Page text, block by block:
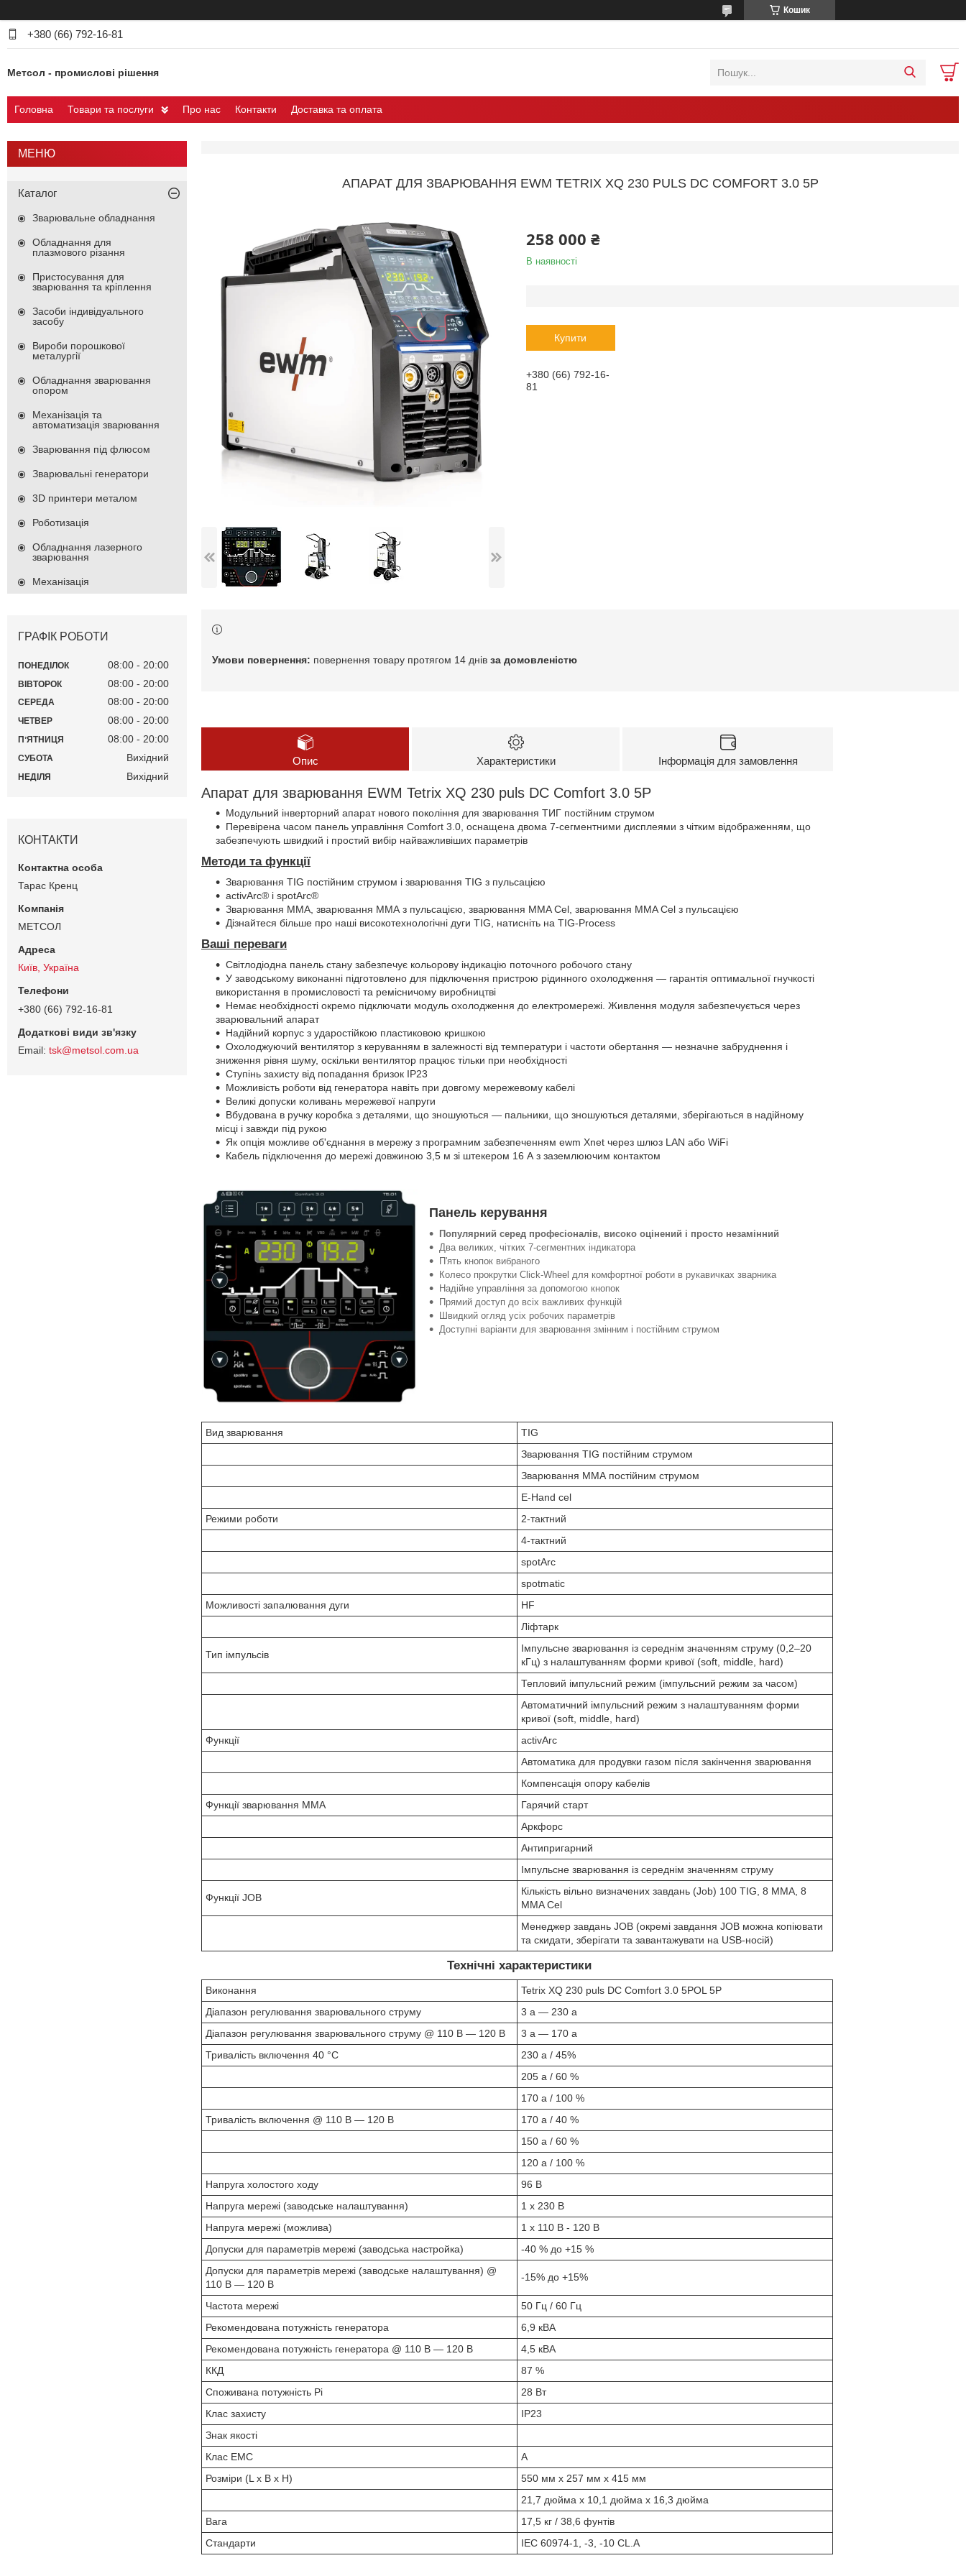
Кошик
+380 (66) 792-16-81
Метсол - промислові рішення
Головна Товари та послуги Про нас Контакти Доставка та оплата
АПАРАТ ДЛЯ ЗВАРЮВАННЯ EWM TETRIX XQ 230 PULS DC COMFORT 3.0 5P
258 000 ₴
В наявності
Купити
+380 (66) 792-16-
81
повернення товару протягом 14 днів за домовленістю
Опис Характеристики Інформація для замовлення
Апарат для зварювання EWM Tetrix XQ 230 puls DC Comfort 3.0 5P
Модульний інверторний апарат нового покоління для зварювання ТИГ постійним струмом
Перевірена часом панель управління Comfort 3.0, оснащена двома 7-сегментними дисплеями з чітким відображенням, що
забезпечують швидкий і простий вибір найважливіших параметрів
Методи та функції
Зварювання TIG постійним струмом і зварювання TIG з пульсацією
activArc® і spotArc®
Зварювання MMA, зварювання ММА з пульсацією, зварювання MMA Cel, зварювання MMA Cel з пульсацією
Дізнайтеся більше про наші високотехнологічні дуги TIG, натисніть на TIG-Process
Ваші переваги
Світлодіодна панель стану забезпечує кольорову індикацію поточного робочого стану
У заводському виконанні підготовлено для підключення пристрою рідинного охолодження — гарантія оптимальної гнучкості
використання в промисловості та ремісничому виробництві
Немає необхідності окремо підключати модуль охолодження до електромережі. Живлення модуля забезпечується через
зварювальний апарат
Надійний корпус з ударостійкою пластиковою кришкою
Охолоджуючий вентилятор з керуванням в залежності від температури і частоти обертання — незначне забруднення і
зниження рівня шуму, оскільки вентилятор працює тільки при необхідності
Ступінь захисту від попадання бризок IP23
Можливість роботи від генератора навіть при довгому мережевому кабелі
Великі допуски коливань мережевої напруги
Вбудована в ручку коробка з деталями, що зношуються — пальники, що зношуються деталями, зберігаються в надійному
місці і завжди під рукою
Як опція можливе об'єднання в мережу з програмним забезпеченням ewm Xnet через шлюз LAN або WiFi
Кабель підключення до мережі довжиною 3,5 м зі штекером 16 А з заземлюючим контактом
Панель керування
Популярний серед професіоналів, високо оцінений і просто незамінний
Два великих, чітких 7-сегментних індикатора
П'ять кнопок вибраного
Колесо прокрутки Click-Wheel для комфортної роботи в рукавичках зварника
Надійне управління за допомогою кнопок
Прямий доступ до всіх важливих функцій
Швидкий огляд усіх робочих параметрів
Доступні варіанти для зварювання змінним і постійним струмом
Вид зварювання
TIG
Зварювання TIG постійним струмом
Зварювання ММА постійним струмом
E-Hand cel
Режими роботи
2-тактний
4-тактний
spotArc
spotmatic
Можливості запалювання дуги
HF
Ліфтарк
Тип імпульсів
Імпульсне зварювання із середнім значенням струму (0,2–20
кГц) з налаштуванням форми кривої (soft, middle, hard)
Тепловий імпульсний режим (імпульсний режим за часом)
Автоматичний імпульсний режим з налаштуванням форми
кривої (soft, middle, hard)
Функції
activArc
Автоматика для продувки газом після закінчення зварювання
Компенсація опору кабелів
Функції зварювання ММА
Гарячий старт
Аркфорс
Антипригарний
Імпульсне зварювання із середнім значенням струму
Функції JOB
Кількість вільно визначених завдань (Job) 100 TIG, 8 MMA, 8
MMA Cel
Менеджер завдань JOB (окремі завдання JOB можна копіювати
та скидати, зберігати та завантажувати на USB-носій)
Технічні характеристики
Виконання
Tetrix XQ 230 puls DC Comfort 3.0 5POL 5P
Діапазон регулювання зварювального струму
3 а — 230 а
Діапазон регулювання зварювального струму @ 110 В — 120 В
3 а — 170 а
Тривалість включення 40 °C
230 а / 45%
205 а / 60 %
170 а / 100 %
Тривалість включення @ 110 В — 120 В
170 а / 40 %
150 а / 60 %
120 а / 100 %
Напруга холостого ходу
96 В
Напруга мережі (заводське налаштування)
1 x 230 В
Напруга мережі (можлива)
1 x 110 В - 120 В
Допуски для параметрів мережі (заводська настройка)
-40 % до +15 %
Допуски для параметрів мережі (заводське налаштування) @
110 В — 120 В
-15% до +15%
Частота мережі
50 Гц / 60 Гц
Рекомендована потужність генератора
6,9 кВА
Рекомендована потужність генератора @ 110 В — 120 В
4,5 кВА
ККД
87 %
Споживана потужність Pi
28 Вт
Клас захисту
IP23
Знак якості
Клас ЕМС
А
Розміри (L x B x H)
550 мм x 257 мм x 415 мм
21,7 дюйма x 10,1 дюйма x 16,3 дюйма
Вага
17,5 кг / 38,6 фунтів
Стандарти
IEC 60974-1, -3, -10 CL.A
Каталог
Зварювальне обладнання
Обладнання для
плазмового різання
Пристосування для
зварювання та кріплення
Засоби індивідуального
засобу
Вироби порошкової
металургії
Обладнання зварювання
опором
Механізація та
автоматизація зварювання
Зварювання під флюсом
Зварювальні генератори
3D принтери металом
Роботизація
Обладнання лазерного
зварювання
Механізація
ГРАФІК РОБОТИ
ПОНЕДІЛОК 08:00 20:00
ВІВТОРОК 08:00 20:00
СЕРЕДА 08:00 20:00
ЧЕТВЕР 08:00 20:00
ПʼЯТНИЦЯ 08:00 20:00
СУБОТА Вихідний
НЕДІЛЯ Вихідний
КОНТАКТИ
Тарас Кренц
МЕТСОЛ
Київ, Україна
+380 (66) 792-16-81
tsk@metsol.com.ua